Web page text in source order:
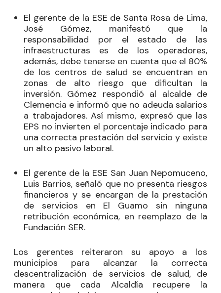
El gerente de la ESE de Santa Rosa de Lima,
José Gómez, manifestó que la
responsabilidad por el estado de las
infraestructuras es de los operadores,
además, debe tenerse en cuenta que el 80%
de los centros de salud se encuentran en
zonas de alto riesgo que dificultan la
inversión. Gómez respondió al alcalde de
Clemencia e informó que no adeuda salarios
a trabajadores. Así mismo, expresó que las
EPS no invierten el porcentaje indicado para
una correcta prestación del servicio y existe
un alto pasivo laboral.
El gerente de la ESE San Juan Nepomuceno,
Luis Barrios, señaló que no presenta riesgos
financieros y se encargan de la prestación
de servicios en El Guamo sin ninguna
retribución económica, en reemplazo de la
Fundación SER.
Los gerentes reiteraron su apoyo a los
municipios para alcanzar la correcta
descentralización de servicios de salud, de
manera que cada Alcaldía recupere la